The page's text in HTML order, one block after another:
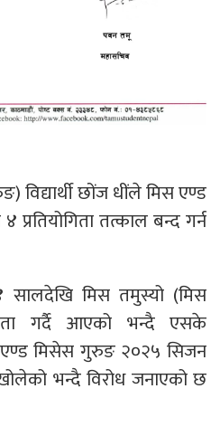
विद्यार्थी छोंज धींले मिस एण्ड
तत्काल बन्द गर्न
सालदेखि मिस तमुस्यो (मिस
गर्दै आएको भन्दै एसके
एण्ड मिसेस गुरुङ २०२५ सिजन
भन्दै विरोध जनाएको छ